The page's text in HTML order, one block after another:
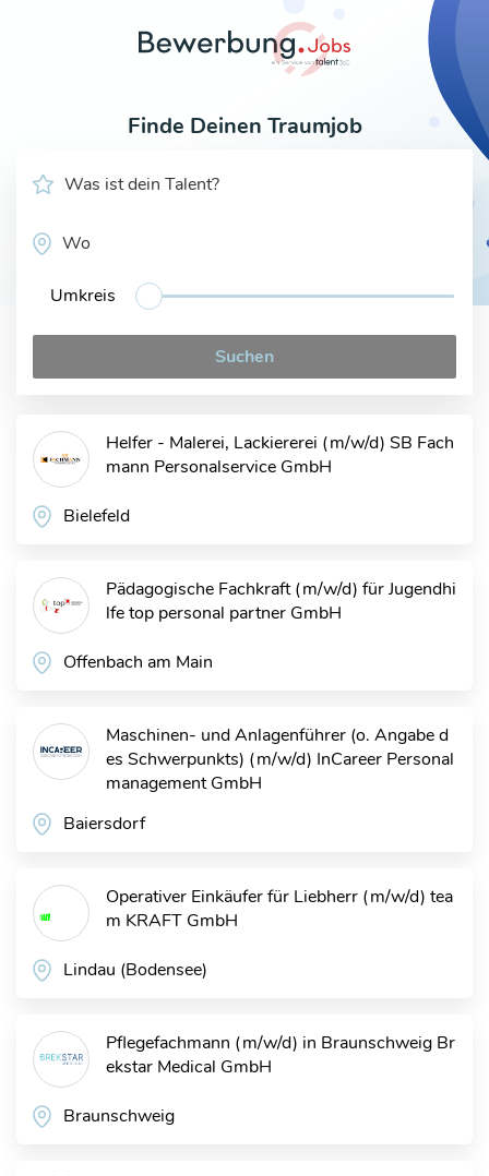
Finde Deinen Traumjob
Umkreis
Suchen
Helfer - Malerei, Lackiererei (m/w/d) SB Fach
mann Personalservice GmbH
Bielefeld
Pädagogische Fachkraft (m/w/d) für Jugendhi
lfetop personal partner GmbH
Offenbach am Main
Maschinen- und Anlagenführer (o. Angabe d
es Schwerpunkts) (m/w/d) InCareer Personal
management GmbH
Baiersdorf
Operativer Einkäufer für Liebherr (m/w/d) tea
m KRAFT GmbH
Lindau (Bodensee)
Pflegefachmann (m/w/d) in Braunschweig Br
ekstar Medical GmbH
Braunschweig